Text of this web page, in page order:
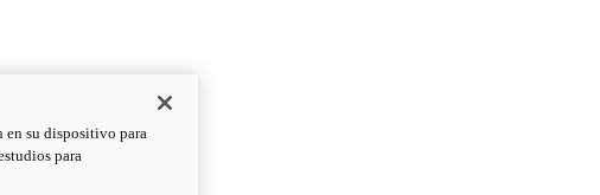
en su dispositivo para
para